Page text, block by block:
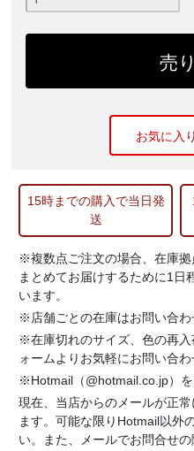
お気に入
15時までの購入で当日発
送
※複数点ご注文の場合、在庫
まとめてお届けするために1日
います。
※店舗ごとの在庫はお問い合わ
※在庫切れのサイズ、色の再
ォームよりお気軽にお問い合わ
※Hotmail（@hotmail.co.jp）
現在、当店からのメールが正
ます。可能な限りHotmail以外
い。また、メールでお問合せ